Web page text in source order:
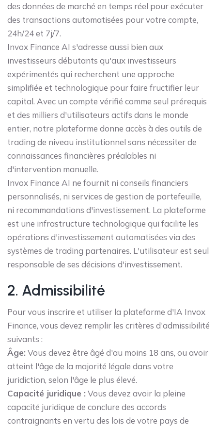
des données de marché en temps réel pour exécuter
des transactions automatisées pour votre compte,
24h/24 et 7j/7.
Invox Finance AI s'adresse aussi bien aux
investisseurs débutants qu'aux investisseurs
expérimentés qui recherchent une approche
simplifiée et technologique pour faire fructifier leur
capital. Avec un compte vérifié comme seul prérequis
et des milliers d'utilisateurs actifs dans le monde
entier, notre plateforme donne accès à des outils de
trading de niveau institutionnel sans nécessiter de
connaissances financières préalables ni
d'intervention manuelle.
Invox Finance AI ne fournit ni conseils financiers
personnalisés, ni services de gestion de portefeuille,
ni recommandations d'investissement. La plateforme
est une infrastructure technologique qui facilite les
opérations d'investissement automatisées via des
systèmes de trading partenaires. L'utilisateur est seul
responsable de ses décisions d'investissement.
2. Admissibilité
Pour vous inscrire et utiliser la plateforme d'IA Invox
Finance, vous devez remplir les critères d'admissibilité
suivants :
Âge: Vous devez être âgé d'au moins 18 ans, ou avoir
atteint l'âge de la majorité légale dans votre
juridiction, selon l'âge le plus élevé.
Capacité juridique : Vous devez avoir la pleine
capacité juridique de conclure des accords
contraignants en vertu des lois de votre pays de